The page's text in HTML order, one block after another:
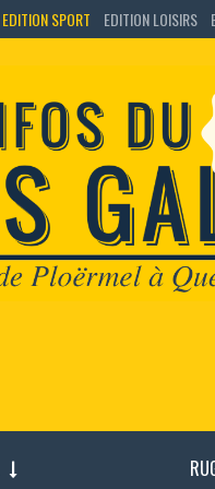
EDITION SPORT EDITION LOISIRS